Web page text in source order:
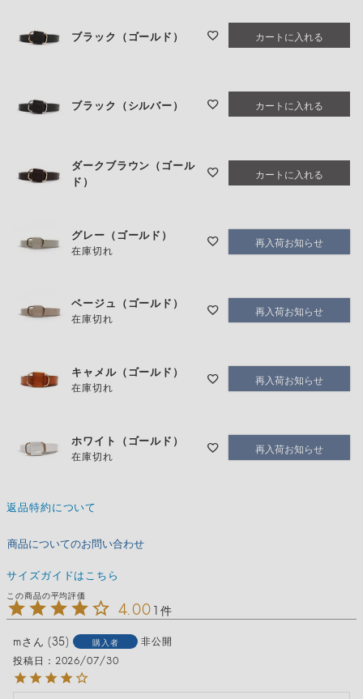
ブラック（ゴールド） カートに入れる
ブラック（シルバー） カートに入れる
ダークブラウン（ゴール
ド）
カートに入れる
グレー（ゴールド）
在庫切れ 再入荷お知らせ
ベージュ（ゴールド）
在庫切れ 再入荷お知らせ
キャメル（ゴールド）
在庫切れ 再入荷お知らせ
ホワイト（ゴールド）
在庫切れ 再入荷お知らせ
返品特約について
商品についてのお問い合わせ
サイズガイドはこちら
4.001
m 35 購入者
非公開
投稿日
2026/07/30